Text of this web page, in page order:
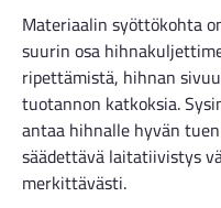
Materiaalin syöttökohta
suurin osa
ripettämistä, hihnan
tuotannon katkoksia.
antaa hihnalle hyvän
säädettävä laitatiivistys
merkittävästi.